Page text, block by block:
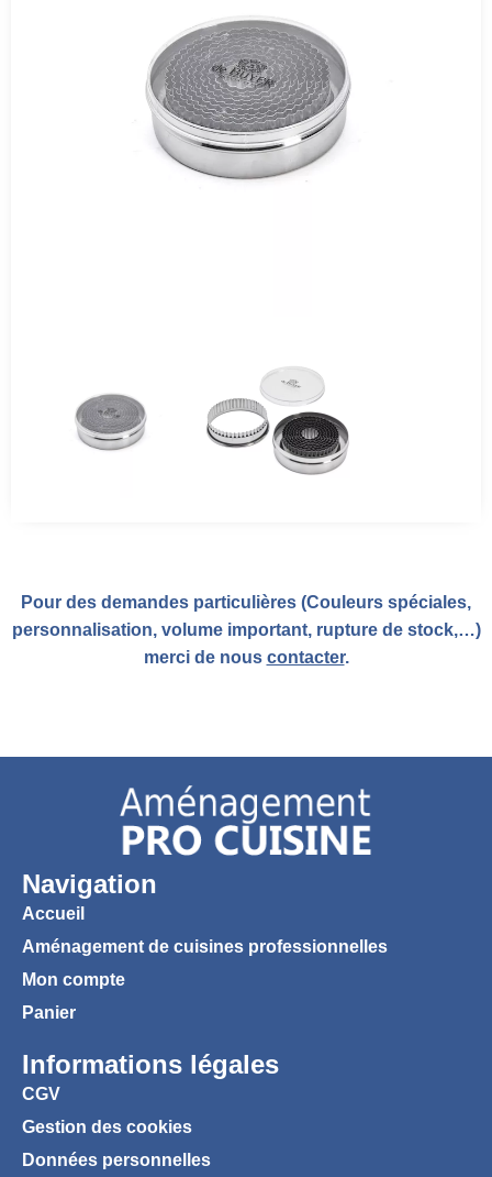
Pour des demandes particulières (Couleurs spéciales,
personnalisation, volume important, rupture de stock,…)
merci de nous contacter.
Navigation
Accueil
Aménagement de cuisines professionnelles
Mon compte
Panier
Informations légales
CGV
Gestion des cookies
Données personnelles